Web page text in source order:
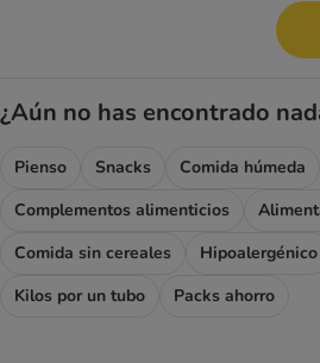
¿Aún no has encontrado
Pienso Snacks
Comida húmeda
Complementos alimenticios
Comida sin cereales
Hipoalergénico
Kilos por un tubo
Packs ahorro